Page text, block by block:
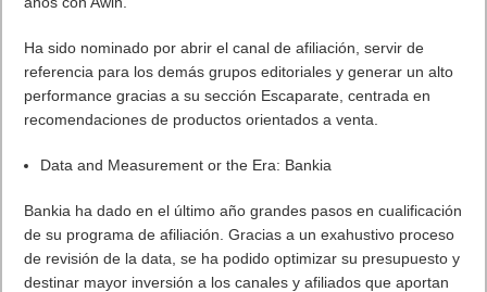
Ha sido nominado por abrir el canal de afiliación, servir de
referencia para los demás grupos editoriales y generar un alto
performance gracias a su sección Escaparate, centrada en
recomendaciones de productos orientados a venta.
Data and Measurement or the Era: Bankia
Bankia ha dado en el último año grandes pasos en cualificación
de su programa de afiliación. Gracias a un exahustivo proceso
de revisión de la data, se ha podido optimizar su presupuesto y
destinar mayor inversión a los canales y afiliados que aportan